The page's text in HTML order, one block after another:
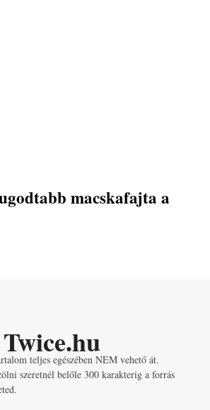
macskafajta a
Twice.hu
teljes egészében NEM vehető át.
szeretnél belőle 300 karakterig a forrás